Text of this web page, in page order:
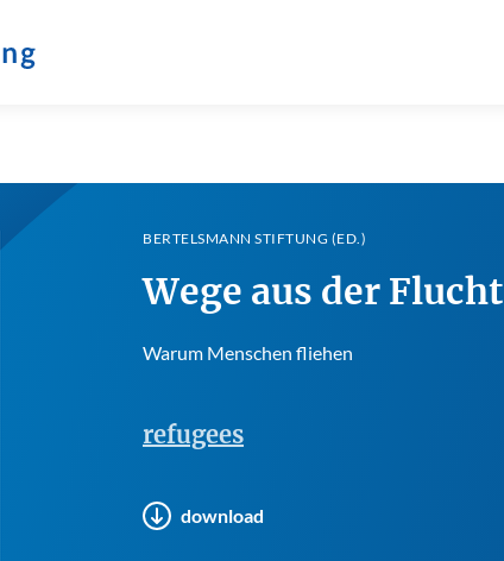
BERTELSMANN STIFTUNG (ED.)
Wege aus der Flucht
Warum Menschen fliehen
refugees
download